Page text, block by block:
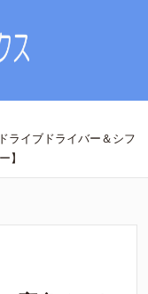
ライブドライバー＆シフ
】